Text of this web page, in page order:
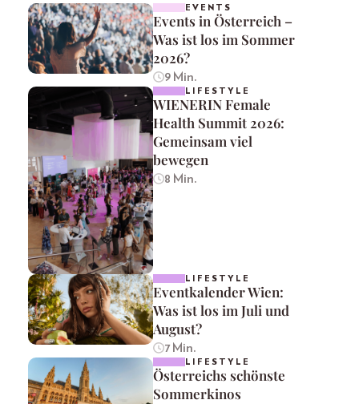
EVENTS
Events in Österreich –
Was ist los im Sommer
2026?
9 Min.
LIFESTYLE
WIENERIN Female
Health Summit 2026:
Gemeinsam viel
bewegen
8 Min.
LIFESTYLE
Eventkalender Wien:
Was ist los im Juli und
August?
7 Min.
LIFESTYLE
Österreichs schönste
Sommerkinos